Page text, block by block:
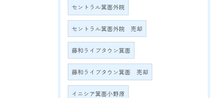
セントラル箕面外院
セントラル箕面外院 売却
藤和ライブタウン箕面
藤和ライブタウン箕面 売却
イニシア箕面小野原